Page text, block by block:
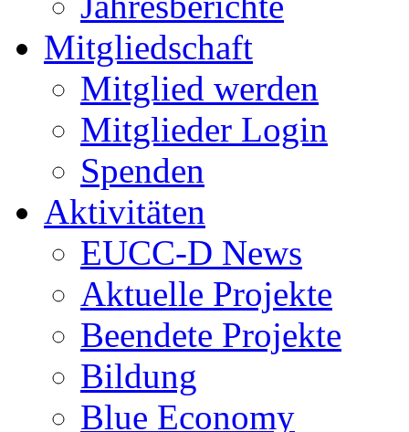
Mitgliedschaft
Mitglied werden
Mitglieder Login
Spenden
Aktivitäten
EUCC-D News
Aktuelle Projekte
Beendete Projekte
Bildung
Blue Economy